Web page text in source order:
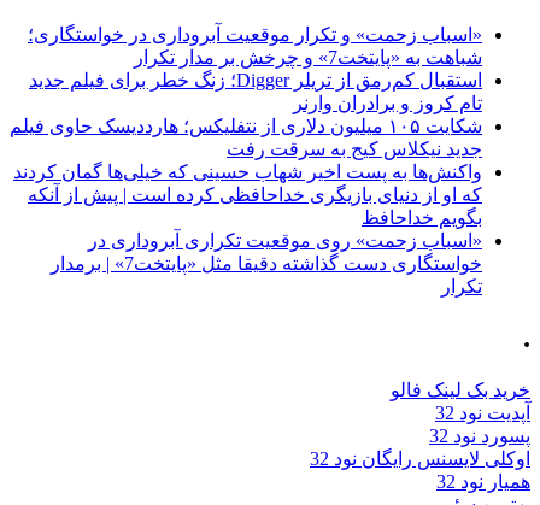
«اسباب زحمت» و تکرار موقعیت آبروداری در خواستگاری؛
شباهت به «پایتخت7» و چرخش بر مدار تکرار
استقبال کم‌رمق از تریلر Digger؛ زنگ خطر برای فیلم جدید
تام کروز و برادران وارنر
شکایت ۱۰۵ میلیون دلاری از نتفلیکس؛ هارددیسک حاوی فیلم
جدید نیکلاس کیج به سرقت رفت
واکنش‌ها به پست اخیر شهاب حسینی که خیلی‌ها گمان کردند
که او از دنیای بازیگری خداحافظی کرده است | پیش از آنکه
بگویم خداحافظ
«اسباب زحمت» روی موقعیت تکراری آبروداری در
خواستگاری دست گذاشته دقیقا مثل «پایتخت7» | برمدار
تکرار
.
خرید بک لینک فالو
آپدیت نود 32
پسورد نود 32
اوکلی لایسنس رایگان نود 32
همیار نود 32